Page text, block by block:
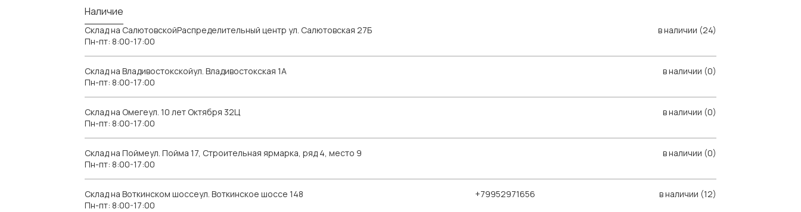
Наличие
Склад на СалютовскойРаспределительный центр ул. Салютовская 27Б
Пн-пт: 8:00-17:00
в наличии (24)
Склад на Владивостокскойул. Владивостокская 1А
Пн-пт: 8:00-17:00
в наличии (0)
Склад на Омегеул. 10 лет Октября 32Ц
Пн-пт: 8:00-17:00
в наличии (0)
Склад на Поймеул. Пойма 17, Строительная ярмарка, ряд 4, место 9
Пн-пт: 8:00-17:00
в наличии (0)
Склад на Воткинском шоссеул. Воткинское шоссе 148
Пн-пт: 8:00-17:00
+79952971656 в наличии (12)